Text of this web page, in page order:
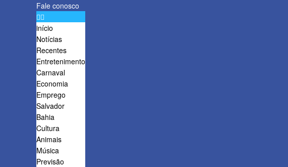
Fale conosco
início
Notícias
Recentes
Entretenimento
Carnaval
Economia
Emprego
Salvador
Bahia
Cultura
Animais
Música
Previsão